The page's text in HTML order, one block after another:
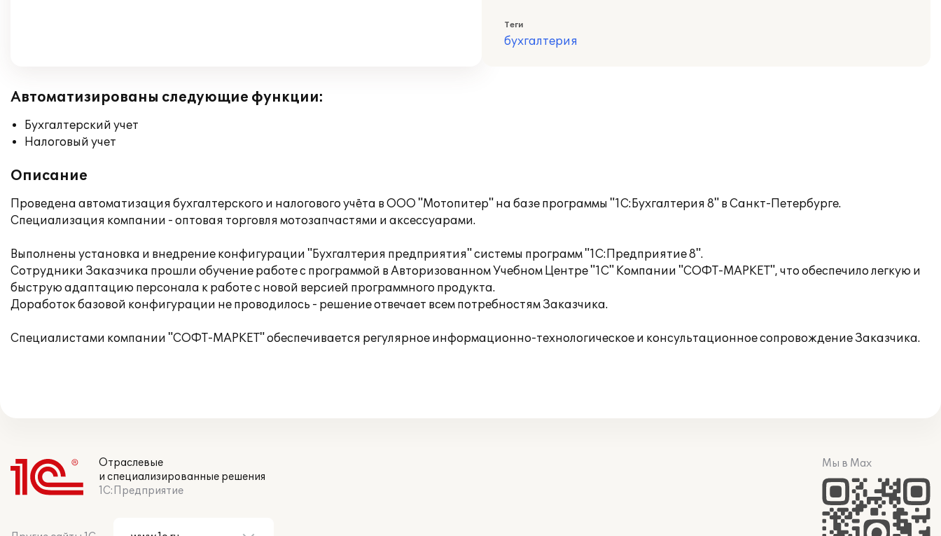
Теги
бухгалтерия
Автоматизированы следующие функции:
Бухгалтерский учет
Налоговый учет
Описание
Проведена автоматизация бухгалтерского и налогового учёта в ООО "Мотопитер" на базе программы "1С:Бухгалтерия 8" в Санкт-Петербурге.
Специализация компании - оптовая торговля мотозапчастями и аксессуарами.
Выполнены установка и внедрение конфигурации "Бухгалтерия предприятия" системы программ "1С:Предприятие 8".
Сотрудники Заказчика прошли обучение работе с программой в Авторизованном Учебном Центре "1С" Компании "СОФТ-МАРКЕТ", что обеспечило легкую и
быструю адаптацию персонала к работе с новой версией программного продукта.
Доработок базовой конфигурации не проводилось - решение отвечает всем потребностям Заказчика.
Специалистами компании "СОФТ-МАРКЕТ" обеспечивается регулярное информационно-технологическое и консультационное сопровождение Заказчика.
Отраслевые
и специализированные решения
1С:Предприятие
Мы в Max